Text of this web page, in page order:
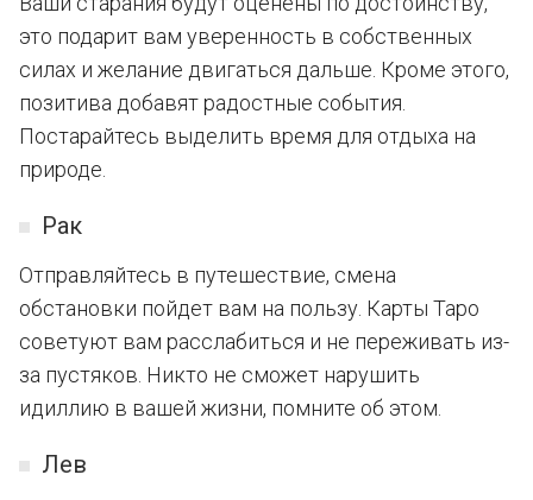
это подарит вам уверенность в собственных
силах и желание двигаться дальше. Кроме этого,
позитива добавят радостные события.
Постарайтесь выделить время для отдыха на
природе.
Рак
Отправляйтесь в путешествие, смена
обстановки пойдет вам на пользу. Карты Таро
советуют вам расслабиться и не переживать из-
за пустяков. Никто не сможет нарушить
идиллию в вашей жизни, помните об этом.
Лев